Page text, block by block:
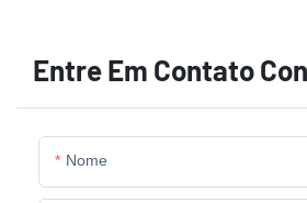
Entre Em Contato
Nome